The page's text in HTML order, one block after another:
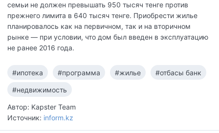
семьи не должен превышать 950 тысяч тенге против
прежнего лимита в 640 тысяч тенге. Приобрести жилье
планировалось как на первичном, так и на вторичном
рынке — при условии, что дом был введен в эксплуатацию
не ранее 2016 года.
#ипотека #программа #жилье #отбасы банк
#недвижимость
Автор: Kapster Team
Источник: inform.kz